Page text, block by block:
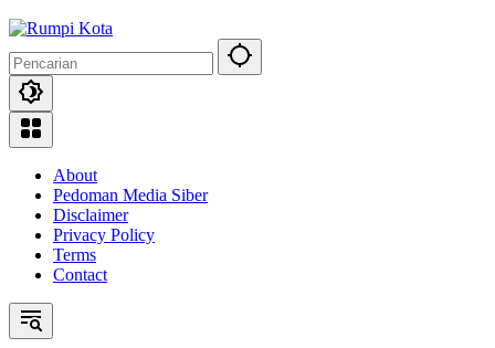
About
Pedoman Media Siber
Disclaimer
Privacy Policy
Terms
Contact